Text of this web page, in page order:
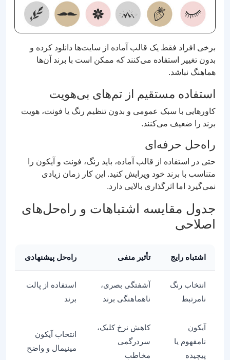
برخی افراد فقط یک قالب آماده از سایت‌ها دانلود کرده و
بدون تغییر استفاده می‌کنند که ممکن است با برند آن‌ها
هماهنگ نباشد.
استفاده مستقیم از تم‌های بی‌هویت
کاورهایی با سبک عمومی و بدون تنظیم رنگ یا فونت، هویت
برند را ضعیف می‌کنند.
راه‌حل حرفه‌ای
حتی در استفاده از قالب آماده، باید رنگ، فونت و آیکون را
متناسب با برند خود ویرایش کنید. این کار زمان زیادی
نمی‌گیرد اما اثرگذاری بالایی دارد.
جدول مقایسه اشتباهات و راه‌حل‌های
اصلاحی
اشتباه رایج تأثیر منفی راه‌حل پیشنهادی
انتخاب رنگ
نامرتبط
آشفتگی بصری،
ناهماهنگی برند
استفاده از پالت
برند
آیکون
نامفهوم یا
پیچیده
کاهش نرخ کلیک،
سردرگمی
مخاطب
انتخاب آیکون
مینیمال و واضح